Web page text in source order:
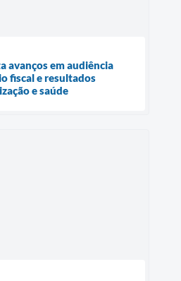
avanços em audiência
fiscal e resultados
e saúde